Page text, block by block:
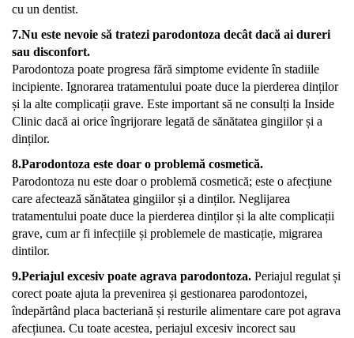
cu un dentist.
7.Nu este nevoie să tratezi parodontoza decât dacă ai dureri
sau disconfort.
Parodontoza poate progresa fără simptome evidente în stadiile
incipiente. Ignorarea tratamentului poate duce la pierderea dinților
și la alte complicații grave. Este important să ne consulți la Inside
Clinic dacă ai orice îngrijorare legată de sănătatea gingiilor și a
dinților.
8.Parodontoza este doar o problemă cosmetică.
Parodontoza nu este doar o problemă cosmetică; este o afecțiune
care afectează sănătatea gingiilor și a dinților. Neglijarea
tratamentului poate duce la pierderea dinților și la alte complicații
grave, cum ar fi infecțiile și problemele de masticație, migrarea
dintilor.
9.Periajul excesiv poate agrava parodontoza. Periajul regulat și
corect poate ajuta la prevenirea și gestionarea parodontozei,
îndepărtând placa bacteriană și resturile alimentare care pot agrava
afecțiunea. Cu toate acestea, periajul excesiv incorect sau